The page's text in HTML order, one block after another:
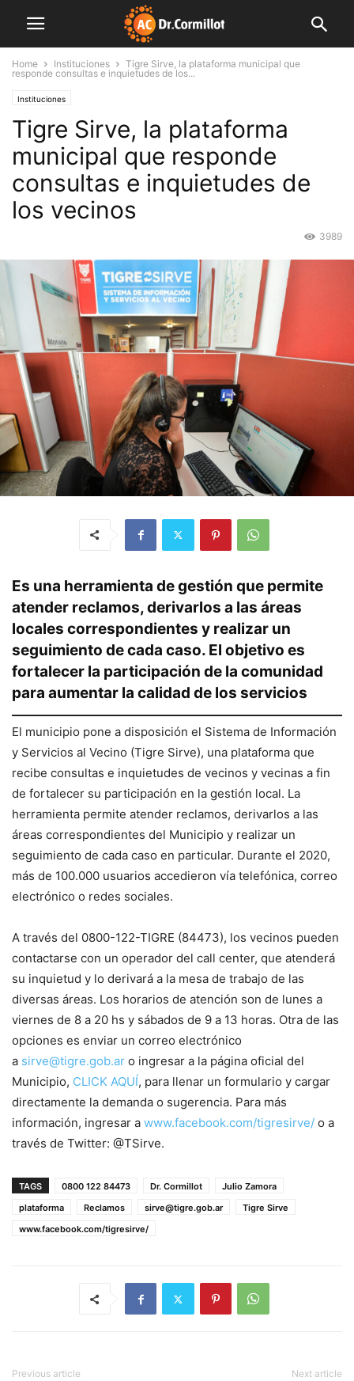
Home Instituciones
Tigre Sirve, la plataforma municipal que
responde consultas e inquietudes de los...
Instituciones
Tigre Sirve, la plataforma
municipal que responde
consultas e inquietudes de
los vecinos
3989
Es una herramienta de gestión que permite
atender reclamos, derivarlos a las áreas
locales correspondientes y realizar un
seguimiento de cada caso. El objetivo es
fortalecer la participación de la comunidad
para aumentar la calidad de los servicios
El municipio pone a disposición el Sistema de Información
y Servicios al Vecino (Tigre Sirve), una plataforma que
recibe consultas e inquietudes de vecinos y vecinas a fin
de fortalecer su participación en la gestión local. La
herramienta permite atender reclamos, derivarlos a las
áreas correspondientes del Municipio y realizar un
seguimiento de cada caso en particular. Durante el 2020,
más de 100.000 usuarios accedieron vía telefónica, correo
electrónico o redes sociales.
A través del 0800-122-TIGRE (84473), los vecinos pueden
contactarse con un operador del call center, que atenderá
su inquietud y lo derivará a la mesa de trabajo de las
diversas áreas. Los horarios de atención son de lunes a
viernes de 8 a 20 hs y sábados de 9 a 13 horas. Otra de las
opciones es enviar un correo electrónico
a sirve@tigre.gob.ar o ingresar a la página oficial del
Municipio, CLICK AQUÍ, para llenar un formulario y cargar
directamente la demanda o sugerencia. Para más
información, ingresar a www.facebook.com/tigresirve/ o a
través de Twitter: @TSirve.
TAGS 0800 122 84473 Dr. Cormillot
Julio Zamora
plataforma
Reclamos sirve@tigre.gob.ar
Tigre Sirve
www.facebook.com/tigresirve/
Previous article Next article